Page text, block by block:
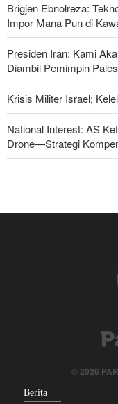
Brigjen Ebnolreza:
Impor Mana Pun di
Presiden Iran: Kami
Diambil Pemimpin
Krisis Militer Israel;
National Interest: AS
Drone—Strategi
Ghalibaf kepada
The Economist:
Yahya Saree: Kami
dengan Rudal Balistik
Brigjen Akrami Nia:
Anggota Kongres AS
Amerika Hadapi Iran
© 2026
Berita